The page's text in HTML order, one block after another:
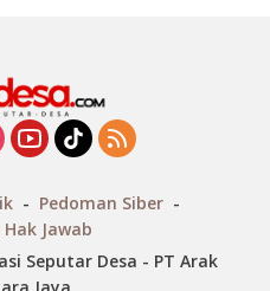
Pedoman Siber
Jawab
Seputar Desa - PT Arak